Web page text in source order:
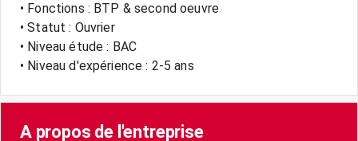
• Fonctions : BTP & second oeuvre
• Statut : Ouvrier
• Niveau étude : BAC
• Niveau d'expérience : 2-5 ans
A propos de l'entreprise